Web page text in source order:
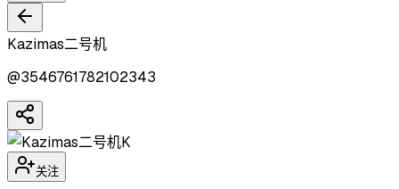
Kazimas二号机
@3546761782102343
K
关注